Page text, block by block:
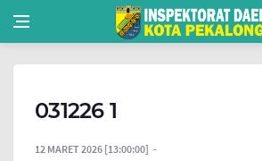
031226 1
12 MARET 2026 [13:00:00]